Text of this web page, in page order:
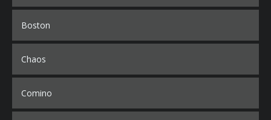
Boston
Chaos
Comino